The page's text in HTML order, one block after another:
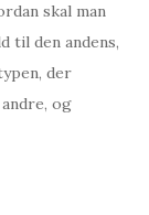
skal man
til den andens,
der
og